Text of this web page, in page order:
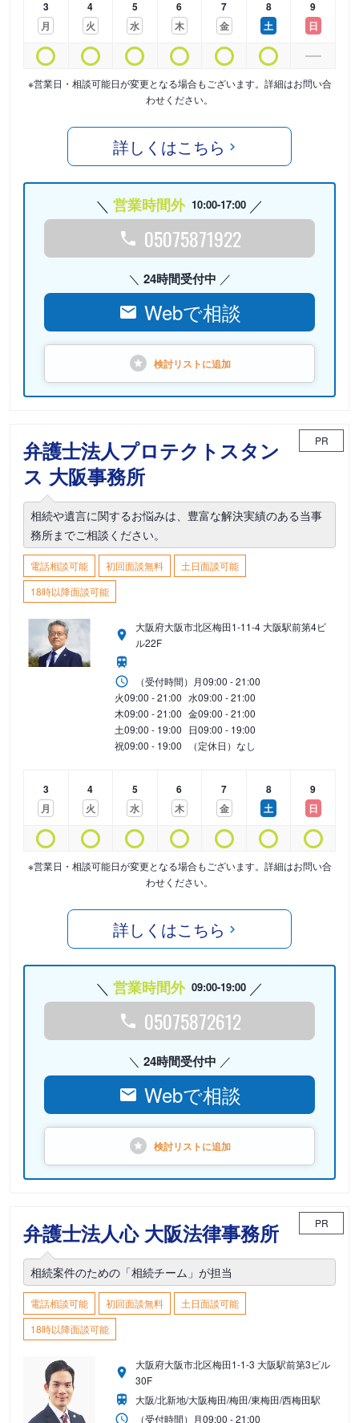
3
月
4
火
5
水
6
木
7
金
8
土
9
日
※営業日・相談可能日が変更となる場合もございます。詳細はお問い合
わせください。
詳しくはこちら
営業時間外 10:00-17:00
05075871922
24時間受付中
Webで相談
検討リストに追加
弁護士法人プロテクトスタン
ス 大阪事務所
PR
相続や遺言に関するお悩みは、豊富な解決実績のある当事
務所までご相談ください。
電話相談可能 初回面談無料
土日面談可能
18時以降面談可能
大阪府大阪市北区梅田1-11-4 大阪駅前第4ビ
ル22F
（受付時間） 月09:00 - 21:00
火09:00 - 21:00 水09:00 - 21:00
木09:00 - 21:00 金09:00 - 21:00
土09:00 - 19:00 日09:00 - 19:00
祝09:00 - 19:00 （定休日）なし
3
月
4
火
5
水
6
木
7
金
8
土
9
日
※営業日・相談可能日が変更となる場合もございます。詳細はお問い合
わせください。
詳しくはこちら
営業時間外 09:00-19:00
05075872612
24時間受付中
Webで相談
検討リストに追加
弁護士法人心 大阪法律事務所 PR
相続案件のための「相続チーム」が担当
電話相談可能 初回面談無料
土日面談可能
18時以降面談可能
大阪府大阪市北区梅田1-1-3 大阪駅前第3ビル
30F
大阪/北新地/大阪梅田/梅田/東梅田/西梅田駅
（受付時間） 月09:00 - 21:00